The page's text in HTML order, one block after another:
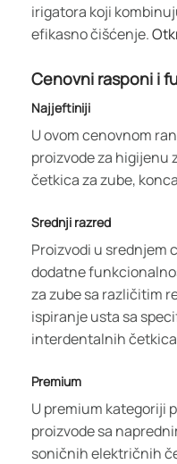
irigatora koji
efikasno čišćenje.
Cenovni rasponi i
Najjeftiniji
U ovom cenovnom
proizvode za higijenu
četkica za zube,
Srednji razred
Proizvodi u srednjem
dodatne
za zube sa različitim
ispiranje usta sa
interdentalnih
Premium
U premium kategoriji
proizvode sa
soničnih električnih